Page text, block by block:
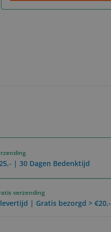
| 30 Dagen Bedenktijd
verzending
| Gratis bezorgd > €20,-